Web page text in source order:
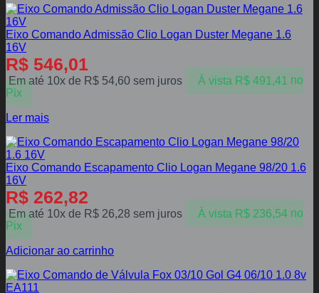
Eixo Comando Admissão Clio Logan Duster Megane 1.6
16V
R$ 546,01
Em até 10x de R$ 54,60 sem juros À vista R$491,41 no
Pix
Ler mais
Eixo Comando Escapamento Clio Logan Megane 98/20 1.6
16V
R$ 262,82
Em até 10x de R$ 26,28 sem juros À vista R$236,54 no
Pix
Adicionar ao carrinho